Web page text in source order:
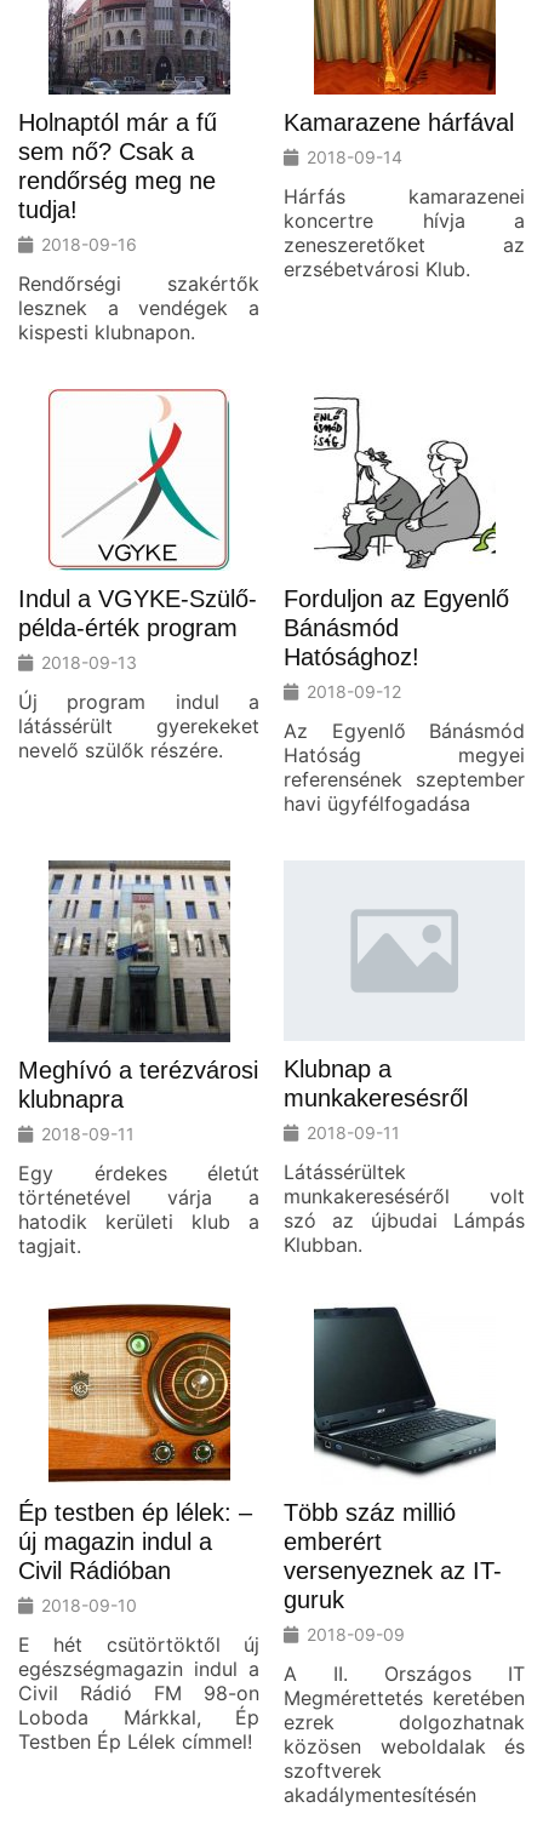
Holnaptól már a fű
sem nő? Csak a
rendőrség meg ne
tudja!
2018-09-16
Rendőrségi szakértők
lesznek a vendégek a
kispesti klubnapon.
Kamarazene hárfával
2018-09-14
Hárfás kamarazenei
koncertre hívja a
zeneszeretőket az
erzsébetvárosi Klub.
Indul a VGYKE-Szülő-
példa-érték program
2018-09-13
Új program indul a
látássérült gyerekeket
nevelő szülők részére.
Forduljon az Egyenlő
Bánásmód
Hatósághoz!
2018-09-12
Az Egyenlő Bánásmód
Hatóság megyei
referensének szeptember
havi ügyfélfogadása
Meghívó a terézvárosi
klubnapra
2018-09-11
Egy érdekes életút
történetével várja a
hatodik kerületi klub a
tagjait.
Klubnap a
munkakeresésről
2018-09-11
Látássérültek
munkakereséséről volt
szó az újbudai Lámpás
Klubban.
Ép testben ép lélek: –
új magazin indul a
Civil Rádióban
2018-09-10
E hét csütörtöktől új
egészségmagazin indul a
Civil Rádió FM 98-on
Loboda Márkkal, Ép
Testben Ép Lélek címmel!
Több száz millió
emberért
versenyeznek az IT-
guruk
2018-09-09
A II. Országos IT
Megmérettetés keretében
ezrek dolgozhatnak
közösen weboldalak és
szoftverek
akadálymentesítésén